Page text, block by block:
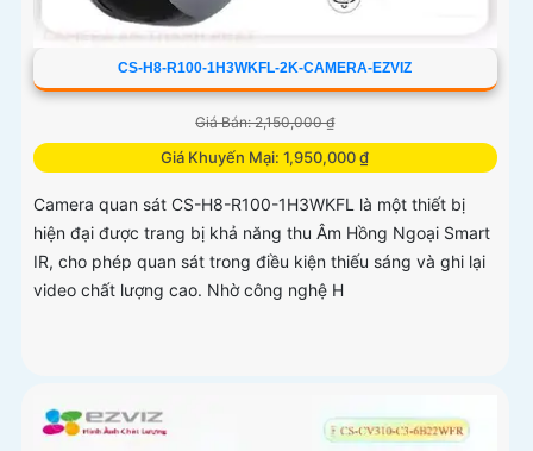
CS-H8-R100-1H3WKFL-2K-CAMERA-EZVIZ
Giá Bán: 2,150,000 ₫
Giá Khuyến Mại: 1,950,000 ₫
Camera quan sát CS-H8-R100-1H3WKFL là một thiết bị
hiện đại được trang bị khả năng thu Âm Hồng Ngoại Smart
IR, cho phép quan sát trong điều kiện thiếu sáng và ghi lại
video chất lượng cao. Nhờ công nghệ H